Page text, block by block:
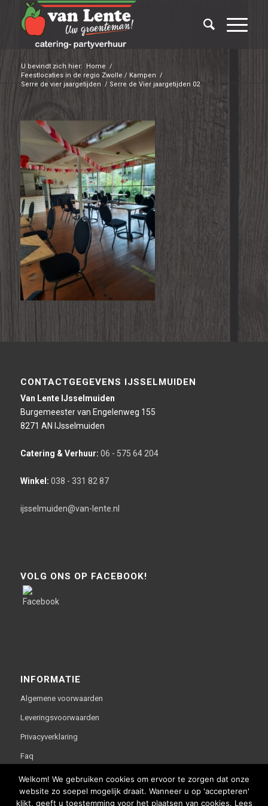
U bevindt zich hier: Home /
Feestlocaties in de regio Zwolle / Kampen /
Serre de vier jaargetijden / Serre de Vier jaargetijden 02
CONTACTGEGEVENS IJSSELMUIDEN
Van Lente IJsselmuiden
Burgemeester van Engelenweg 155
8271 AN IJsselmuiden
Catering & Verhuur: 06 - 575 64 204
Winkel: 038 - 331 82 87
ijsselmuiden@van-lente.nl
VOLG ONS OP FACEBOOK!
INFORMATIE
Algemene voorwaarden
Leveringsvoorwaarden
Privacyverklaring
Faq
Welkom! We gebruiken cookies om ervoor te zorgen dat onze
website zo soepel mogelijk draait. Wanneer u op 'accepteren'
klikt, geeft u toestemming voor het plaatsen van cookies. Lees